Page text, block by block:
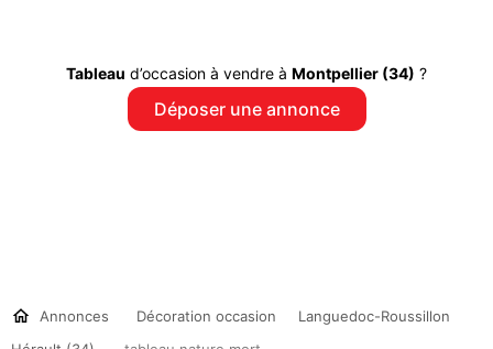
Tableau d’occasion à vendre à Montpellier (34) ?
Déposer une annonce
Annonces Décoration occasion
Languedoc-Roussillon